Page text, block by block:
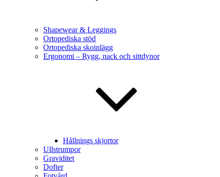
Shapewear & Leggings
Ortopediska stöd
Ortopediska skoinlägg
Ergonomi – Rygg, nack och sittdynor
Hållnings skjortor
Ullstrumpor
Graviditet
Dofter